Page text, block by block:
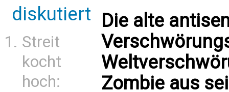
diskutiert
Streit
kocht
hoch:
Die alte
Zombie aus